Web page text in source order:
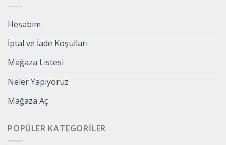
Hesabım
İptal ve İade Koşulları
Mağaza Listesi
Neler Yapıyoruz
Mağaza Aç
POPÜLER KATEGORILER